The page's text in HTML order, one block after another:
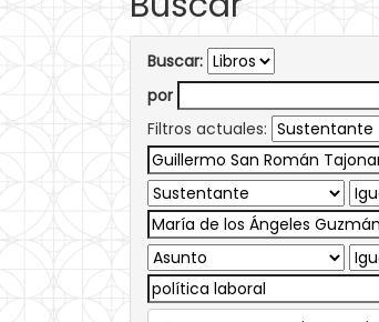
Buscar:
por
Filtros actuales: